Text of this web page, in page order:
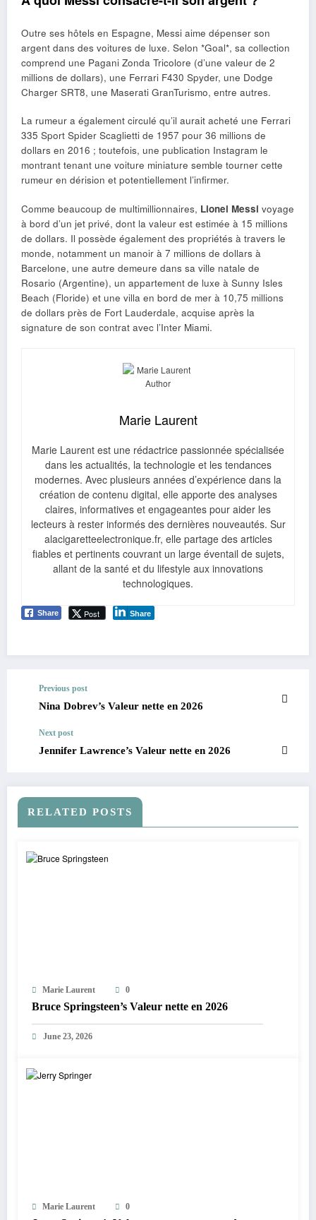
Outre ses hôtels en Espagne, Messi aime dépenser son
argent dans des voitures de luxe. Selon *Goal*, sa collection
comprend une Pagani Zonda Tricolore (d’une valeur de 2
millions de dollars), une Ferrari F430 Spyder, une Dodge
Charger SRT8, une Maserati GranTurismo, entre autres.
La rumeur a également circulé qu’il aurait acheté une Ferrari
335 Sport Spider Scaglietti de 1957 pour 36 millions de
dollars en 2016 ; toutefois, une publication Instagram le
montrant tenant une voiture miniature semble tourner cette
rumeur en dérision et potentiellement l’infirmer.
Comme beaucoup de multimillionnaires, Lionel Messi voyage
à bord d’un jet privé, dont la valeur est estimée à 15 millions
de dollars. Il possède également des propriétés à travers le
monde, notamment un manoir à 7 millions de dollars à
Barcelone, une autre demeure dans sa ville natale de
Rosario (Argentine), un appartement de luxe à Sunny Isles
Beach (Floride) et une villa en bord de mer à 10,75 millions
de dollars près de Fort Lauderdale, acquise après la
signature de son contrat avec l’Inter Miami.
Marie Laurent
Marie Laurent est une rédactrice passionnée spécialisée
dans les actualités, la technologie et les tendances
modernes. Avec plusieurs années d’expérience dans la
création de contenu digital, elle apporte des analyses
claires, informatives et engageantes pour aider les
lecteurs à rester informés des dernières nouveautés. Sur
alacigaretteelectronique.fr, elle partage des articles
fiables et pertinents couvrant un large éventail de sujets,
allant de la santé et du lifestyle aux innovations
technologiques.
Share Post Share
Previous post
Nina Dobrev’s Valeur nette en 2026
Next post
Jennifer Lawrence’s Valeur nette en 2026
RELATED POSTS
Marie Laurent 0
Bruce Springsteen’s Valeur nette en 2026
June 23, 2026
Marie Laurent 0